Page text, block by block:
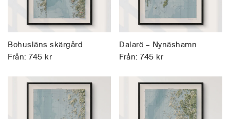
Bohusläns skärgård
Från: 745 kr
Dalarö – Nynäshamn
Från: 745 kr